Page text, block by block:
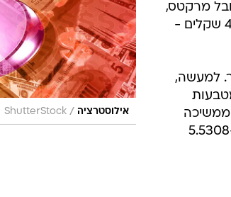
אילוסטרציה /
ShutterStock
מרקטס,
אילן אנגל. "ברגע שנשברה רמת ה-4.15 שקלים -
למעשה,
ממשיכה
המגמה מול היורו, שמאבד כ-0.2% ל-5.5308